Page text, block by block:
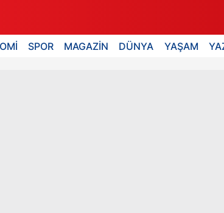
SPOR MAGAZİN DÜNYA YAŞAM